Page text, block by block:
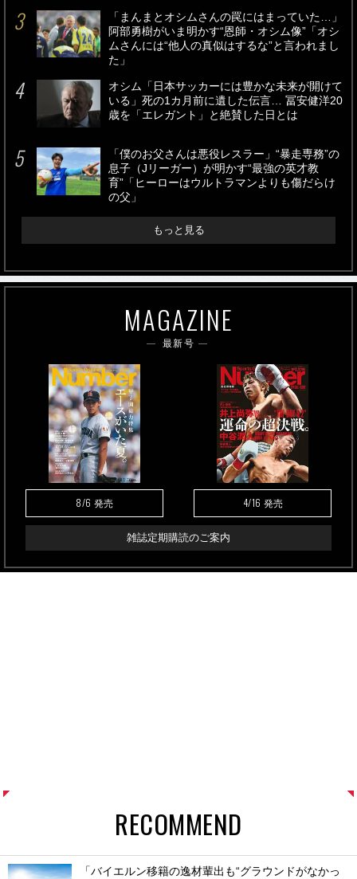
「まんまとオシムさんの罠にはまっていた…」
阿部勇樹がいま明かす“恩師・オシム像”「オシ
ムさんには“他人の真似はするな”と言われまし
た」
オシム「日本サッカーには豊かな未来が開けて
いる」死の1カ月前に遺した伝言… 冨安健洋20
歳を「エレガント」と絶賛した日とは
「僕のお父さんは悪役レスラー」“暴走専務”の
息子（Jリーガー）が明かす“最強の英才教
育”「ヒーローはウルトラマンよりも傷だらけ
の父」
もっと見る
MAGAZINE
最新号
8/6 発売 4/16 発売
雑誌定期購読のご案内
RECOMMEND
「バイエルン移籍の逸材輩出も“グラウンドがなかっ